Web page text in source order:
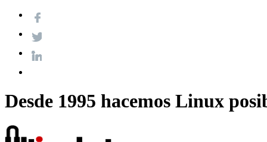
Desde 1995 hacemos Linux